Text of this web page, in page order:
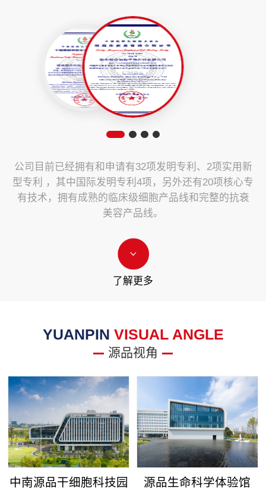
公司目前已经拥有和申请有32项发明专利、2项实用新
型专利 ，其中国际发明专利4项，另外还有20项核心专
有技术，拥有成熟的临床级细胞产品线和完整的抗衰
美容产品线。
了解更多
YUANPIN VISUAL ANGLE
源品视角
中南源品干细胞科技园 源品生命科学体验馆